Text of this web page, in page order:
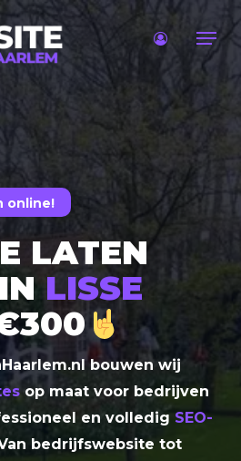
online!
LATEN
LISSE
bouwen wij
op maat voor bedrijven
en volledig SEO-
bedrijfswebsite tot